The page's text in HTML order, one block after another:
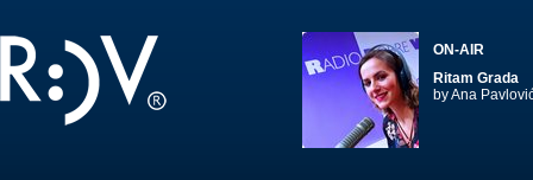
ON-AIR
Ritam Grada
by Ana